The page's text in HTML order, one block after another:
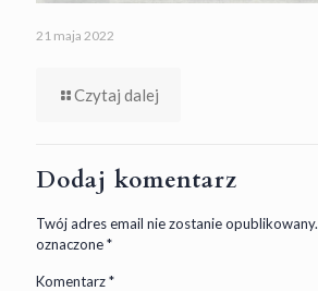
21 maja 2022
Czytaj dalej
Dodaj komentarz
Twój adres email nie zostanie opublikowany.
oznaczone*
Komentarz*